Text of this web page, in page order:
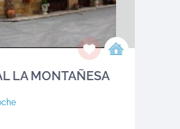
LA MONTAÑESA